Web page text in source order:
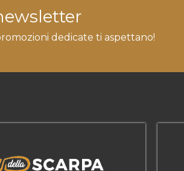
dedicate ti aspettano!